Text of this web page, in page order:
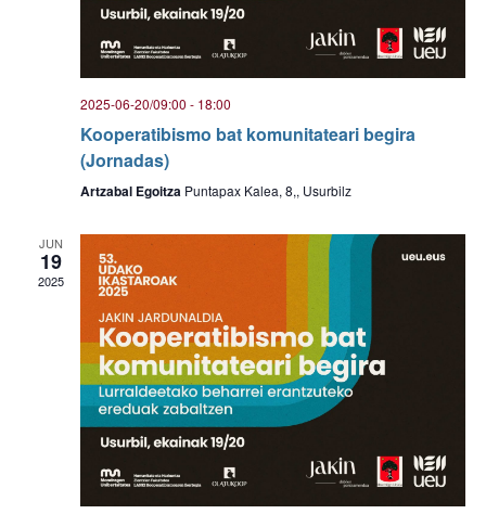
2025-06-20/09:00 - 18:00
Kooperatibismo bat komunitateari begira
(Jornadas)
Artzabal Egoitza Puntapax Kalea, 8,, Usurbilz
JUN
19
2025